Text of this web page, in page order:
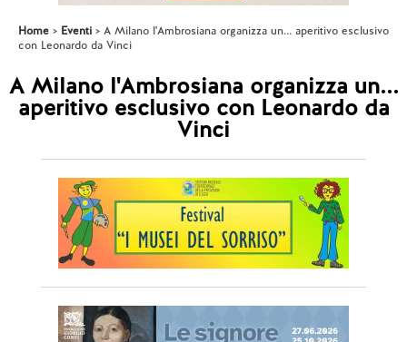
Home Eventi
A Milano l'Ambrosiana organizza un... aperitivo esclusivo
con Leonardo da Vinci
A Milano l'Ambrosiana organizza un...
aperitivo esclusivo con Leonardo da
Vinci